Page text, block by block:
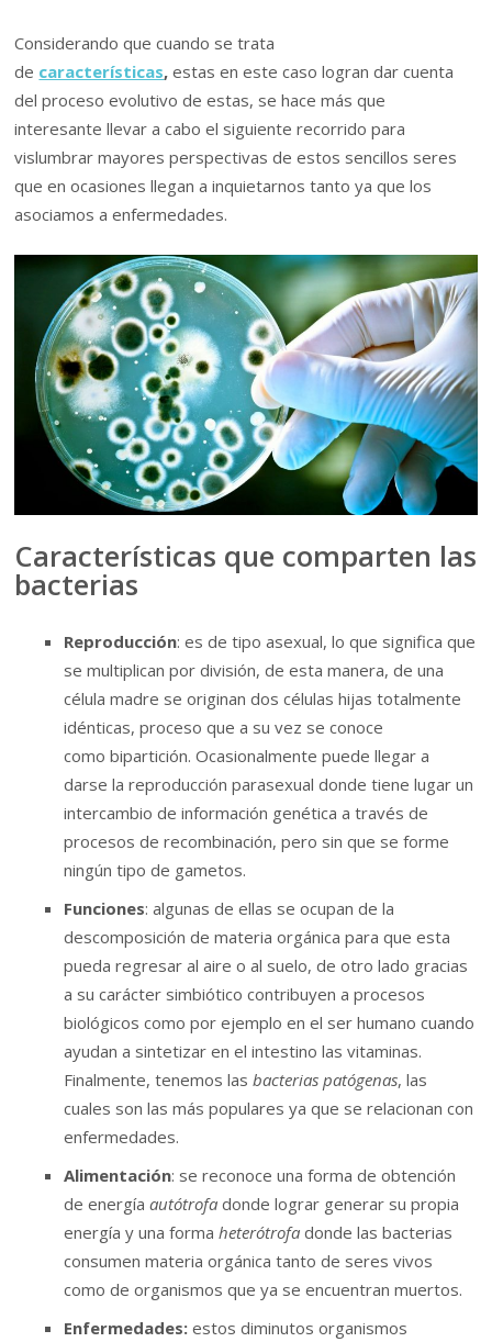
Considerando que cuando se trata
de características,estas en este caso logran dar cuenta
del proceso evolutivo de estas, se hace más que
interesante llevar a cabo el siguiente recorrido para
vislumbrar mayores perspectivas de estos sencillos seres
que en ocasiones llegan a inquietarnos tanto ya que los
asociamos a enfermedades.
Características que comparten las
bacterias
Reproducción: es de tipo asexual, lo que significa que
se multiplican por división, de esta manera, de una
célula madre se originan dos células hijas totalmente
idénticas, proceso que a su vez se conoce
como bipartición. Ocasionalmente puede llegar a
darse la reproducción parasexual donde tiene lugar un
intercambio de información genética a través de
procesos de recombinación, pero sin que se forme
ningún tipo de gametos.
Funciones: algunas de ellas se ocupan de la
descomposición de materia orgánica para que esta
pueda regresar al aire o al suelo, de otro lado gracias
a su carácter simbiótico contribuyen a procesos
biológicos como por ejemplo en el ser humano cuando
ayudan a sintetizar en el intestino las vitaminas.
Finalmente, tenemos lasbacterias patógenas, las
cuales son las más populares ya que se relacionan con
enfermedades.
Alimentación: se reconoce una forma de obtención
de energíaautótrofadonde lograr generar su propia
energía y una formaheterótrofadonde las bacterias
consumen materia orgánica tanto de seres vivos
como de organismos que ya se encuentran muertos.
Enfermedades:estos diminutos organismos